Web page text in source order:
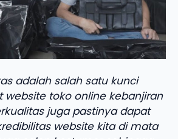
adalah salah satu kunci
toko online kebanjiran
juga pastinya dapat
website kita di mata